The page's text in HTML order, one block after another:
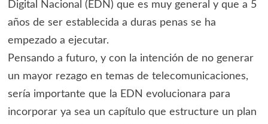
Digital Nacional (EDN) que es muy general y que a 5
años de ser establecida a duras penas se ha
empezado a ejecutar.
Pensando a futuro, y con la intención de no generar
un mayor rezago en temas de telecomunicaciones,
sería importante que la EDN evolucionara para
incorporar ya sea un capítulo que estructure un plan